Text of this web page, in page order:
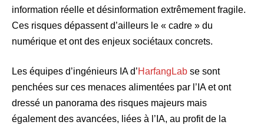
information réelle et désinformation extrêmement fragile.
Ces risques dépassent d’ailleurs le « cadre » du
numérique et ont des enjeux sociétaux concrets.
Les équipes d’ingénieurs IA d’HarfangLab se sont
penchées sur ces menaces alimentées par l’IA et ont
dressé un panorama des risques majeurs mais
également des avancées, liées à l’IA, au profit de la